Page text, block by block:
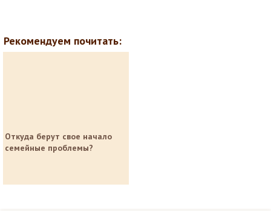
Рекомендуем почитать:
Откуда берут свое начало
семейные проблемы?